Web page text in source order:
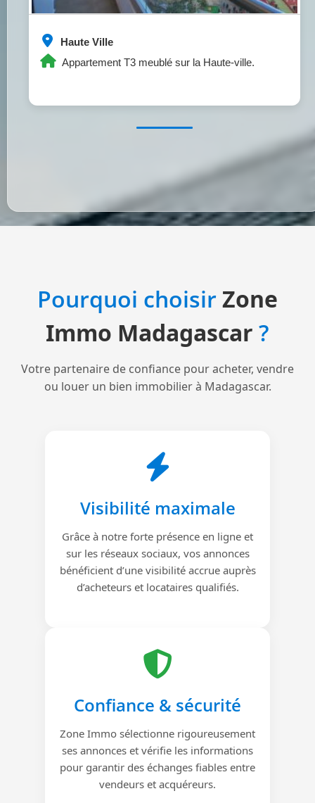
Haute Ville
Appartement T3 meublé sur la Haute-ville.
Pourquoi choisirZone
Immo Madagascar ?
Votre partenaire de confiance pour acheter, vendre
ou louer un bien immobilier à Madagascar.
Visibilité maximale
Grâce à notre forte présence en ligne et
sur les réseaux sociaux, vos annonces
bénéficient d’une visibilité accrue auprès
d’acheteurs et locataires qualifiés.
Confiance & sécurité
Zone Immo sélectionne rigoureusement
ses annonces et vérifie les informations
pour garantir des échanges fiables entre
vendeurs et acquéreurs.